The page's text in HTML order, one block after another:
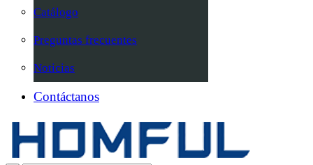
Catálogo
Preguntas frecuentes
Noticias
Contáctanos